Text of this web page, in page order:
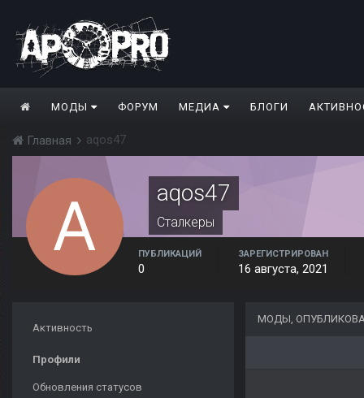
МОДЫ ФОРУМ МЕДИА БЛОГИ
Главная aqos47
aqos47
Сталкеры
ПУБЛИКАЦИЙ
0
ЗАРЕГИСТРИРОВАН
16 августа, 2021
Активность
Профили
Обновления статусов
МОДЫ,